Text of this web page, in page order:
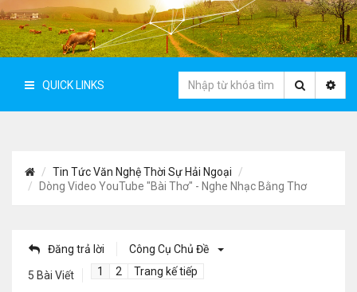
QUICK LINKS
Tin Tức Văn Nghệ Thời Sự Hải Ngoại
Dòng Video YouTube "Bài Thơ" - Nghe Nhạc Bằng Thơ
Đăng trả lời Công Cụ Chủ Đề
5 Bài Viết 1 2 Trang kế tiếp